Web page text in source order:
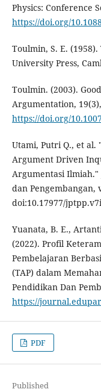
Physics: Conference
https://doi.org/
Toulmin, S. E.
University Press,
Toulmin. (2003).
Argumentation,
https://doi.org/
Utami, Putri Q., et al.
Argument Driven
Argumentasi
dan Pengembangan,
doi:10.17977/
Yuanata, B. E.,
(2022). Profil
Pembelajaran
(TAP) dalam
Pendidikan Dan
https://
PDF
Published